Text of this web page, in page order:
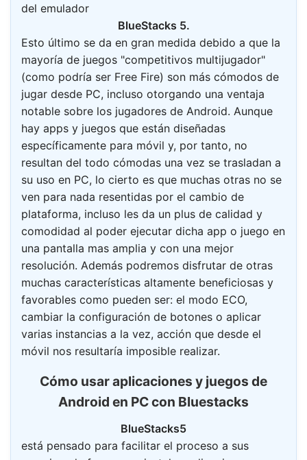
del emulador
BlueStacks 5.
Esto último se da en gran medida debido a que la
mayoría de juegos "competitivos multijugador"
(como podría ser Free Fire) son más cómodos de
jugar desde PC, incluso otorgando una ventaja
notable sobre los jugadores de Android. Aunque
hay apps y juegos que están diseñadas
específicamente para móvil y, por tanto, no
resultan del todo cómodas una vez se trasladan a
su uso en PC, lo cierto es que muchas otras no se
ven para nada resentidas por el cambio de
plataforma, incluso les da un plus de calidad y
comodidad al poder ejecutar dicha app o juego en
una pantalla mas amplia y con una mejor
resolución. Además podremos disfrutar de otras
muchas características altamente beneficiosas y
favorables como pueden ser: el modo ECO,
cambiar la configuración de botones o aplicar
varias instancias a la vez, acción que desde el
móvil nos resultaría imposible realizar.
Cómo usar aplicaciones y juegos de
Android en PC con Bluestacks
BlueStacks5
está pensado para facilitar el proceso a sus